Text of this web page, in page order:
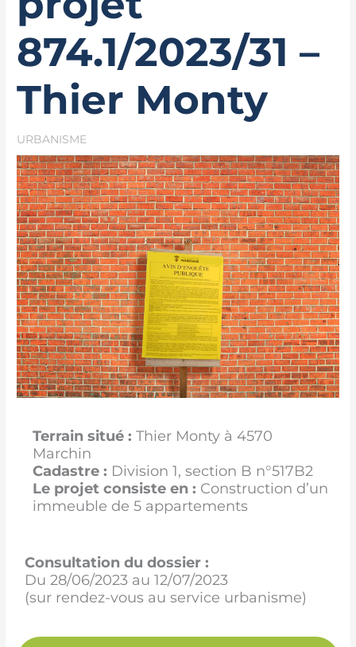
874.1/2023/31 –
Thier Monty
URBANISME
Terrain situé : Thier Monty à 4570
Marchin
Cadastre : Division 1, section B n°517B2
Le projet consiste en : Construction d’un
immeuble de 5 appartements
Consultation du dossier :
Du 28/06/2023 au 12/07/2023
(sur rendez-vous au service urbanisme)